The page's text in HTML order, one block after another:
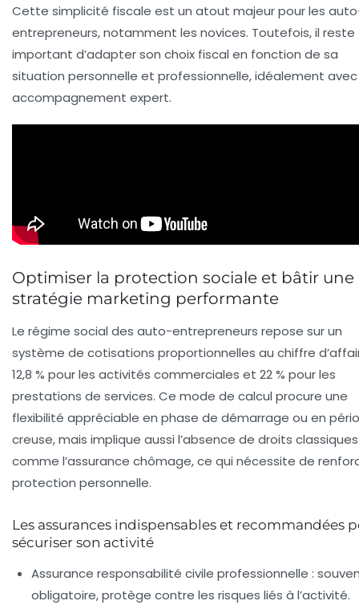
Cette simplicité fiscale est un atout majeur pour les
entrepreneurs, notamment les novices. Toutefois, il reste
important d’adapter son choix fiscal en fonction de sa
situation personnelle et professionnelle, idéalement
accompagnement expert.
Optimiser la protection sociale et bâtir une
stratégie marketing performante
Le régime social des auto-entrepreneurs repose sur un
système de cotisations proportionnelles au chiffre
12,8 % pour les activités commerciales et 22 % pour les
prestations de services. Ce mode de calcul procure une
flexibilité appréciable en phase de démarrage ou en
creuse, mais implique aussi l’absence de droits classiques
comme l’assurance chômage, ce qui nécessite de
protection personnelle.
Les assurances indispensables et recommandées
sécuriser son activité
Assurance responsabilité civile professionnelle :
obligatoire, protège contre les risques liés à l’activité.